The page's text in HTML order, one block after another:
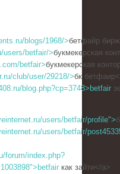
blogs/1968/>бетфайр
users/betfair/>букмекерская
betfair>букмекерская
club/user/29218/>бк
blog.php?cp=3748>betfair
users/betfair/profile">
users/betfair/
forum/index.php?
как зайти</a>